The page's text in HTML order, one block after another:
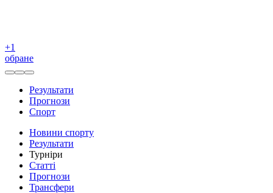
+1
обране
Результати
Прогнози
Спорт
Новини спорту
Результати
Турніри
Статті
Прогнози
Трансфери